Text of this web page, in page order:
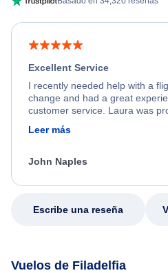
Excellent Service
I recently needed help with a
change and had a great
customer service. Laura was
friendly, and very helpful
process. She quickly found a
appreciate her excellent service.
Leer más
John Naples
Escribe una reseña
Vuelos de Filadelfia